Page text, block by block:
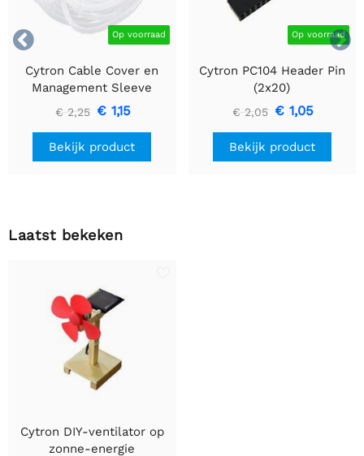

 Op voorraad
Cytron Cable Cover en
Management Sleeve
16mm 1 meter
€ 2,25 € 1,15
Bekijk product
Op voorraad
Cytron PC104 Header Pin
(2x20)
€ 2,05 € 1,05
Bekijk product
Laatst bekeken
Cytron DIY-ventilator op
zonne-energie